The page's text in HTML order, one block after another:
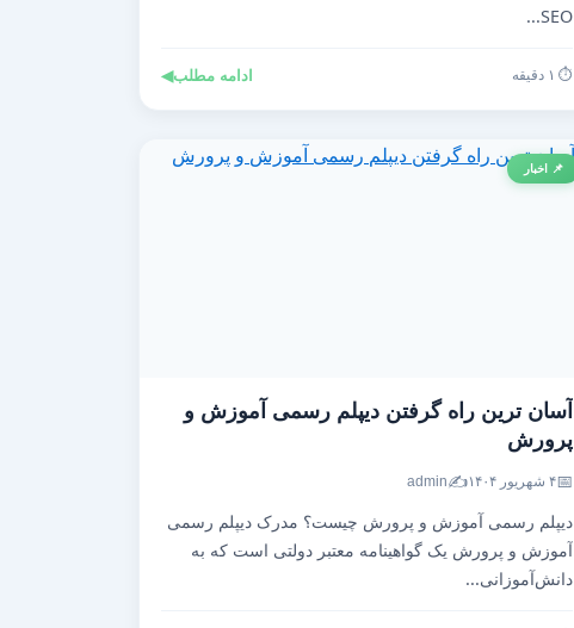
SEO...
⏱️ ۱ دقیقه ادامه مطلب◀
📌 اخبار
آسان ترین راه گرفتن دیپلم رسمی آموزش و
پرورش
📅۴ شهریور ۱۴۰۴ ✍️
admin
دیپلم رسمی آموزش و پرورش چیست؟ مدرک دیپلم رسمی
آموزش و پرورش یک گواهینامه معتبر دولتی است که به
دانش‌آموزانی...